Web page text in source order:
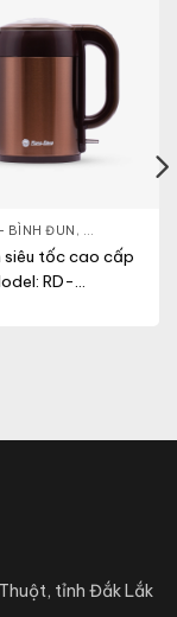
CƠM ĐIỆN
BÌNH ĐUN , GIA DỤNG
siêu tốc cao cấp
RD-
tỉnh Đắk Lắk